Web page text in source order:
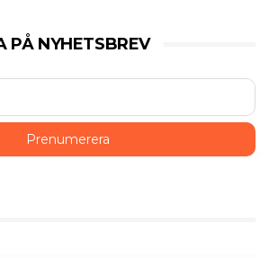
PÅ NYHETSBREV